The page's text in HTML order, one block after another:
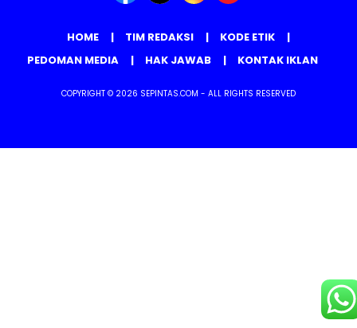
HOME TIM REDAKSI
KODE ETIK
PEDOMAN MEDIA
HAK JAWAB KONTAK IKLAN
COPYRIGHT © 2026 SEPINTAS.COM - ALL RIGHTS RESERVED